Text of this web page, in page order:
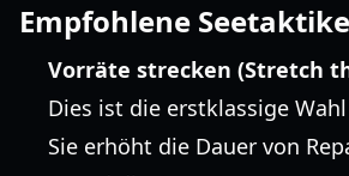
Empfohlene
Vorräte strecken (Stretch
Dies ist die erstklassige
Sie erhöht die Dauer von